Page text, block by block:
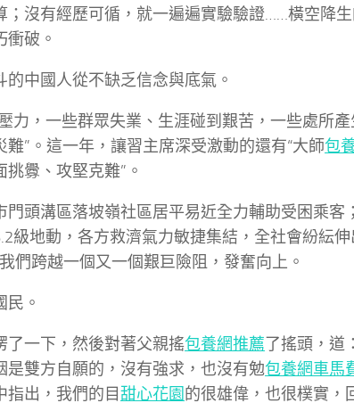
；沒有經歷可循，就一遍遍實驗驗證……橫空降生
破。
中國人從不缺乏信念與底氣。
力，一些群眾失業、生涯碰到艱苦，一些處所
”。這一年，讓習主席深受激動的還有“大師包
釁、攻堅克難”。
門頭溝區落坡嶺社區居平易近全力輔助受困乘客
級地動，各方救濟氣力敏捷集結，全社會紛紜伸
們跨越一個又一個艱巨險阻，發奮向上。
。
了一下，然後對著父親搖包養網推薦了搖頭，道
是雙方自願的，沒有強求，也沒有勉包養網車馬
指出，我們的目甜心花園的很雄偉，也很樸實，